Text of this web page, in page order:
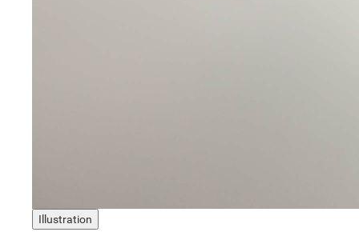
Illustration